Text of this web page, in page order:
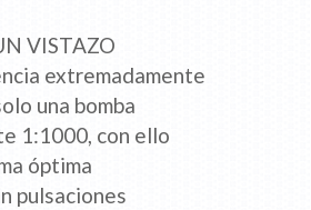
VISTAZO
extremadamente
una bomba
1:1000, con ello
óptima
pulsaciones